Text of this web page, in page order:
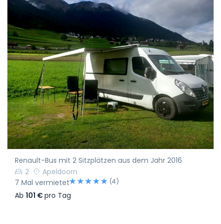
Renault-Bus mit 2 Sitzplätzen aus dem Jahr 2016
2
Apeldoorn
7 Mal vermietet
(4)
Ab 101 €pro Tag